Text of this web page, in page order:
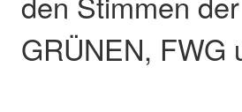
GRÜNEN, FWG